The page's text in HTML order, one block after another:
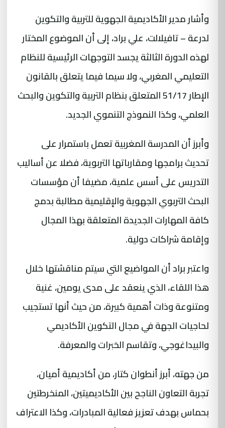
وأشار مدير الأكاديمية الجهوية للتربية والتكوين
لدرعة – تافيلالت، علي براد، إلى أن الموضوع المختار
لهذه الدورة الثالثة يجسد التوجهات الرئيسية للنظام
التعليمي المغربي، ولا سيما فيما يتعلق بالقانون
الإطار 51/17 المتعلق بنظام التربية والتكوين والبحث
العلمي، وكذا النموذج التنموي الجديد.
وأبرز أن المدرسة المغربية تعمل باستمرار على
تحديث برامجها ومقارباتها التربوية، فضلا عن أساليب
التدريس على أسس علمية، مضيفا أن مؤسسات
البحث التربوي الجهوية والإقليمية مطالبة بدمج
كافة المهارات الجديدة المتعلقة بهذا المجال
وإقامة شراكات دولية.
واعتبر براد أن المواضيع التي سيتم مناقشتها خلال
هذا اللقاء، الذي ينعقد على مدى يومين، غنية
ومتنوعة وذات أهمية كبيرة، من حيث أنها تستجيب
لحاجيات الجهة في مجال التكوين الأكاديمي
والبيداغوجي، وتقاسم الخبرات والمعرفة.
من جهته، أبرز أنطوان كتار، من أكاديمية أميان،
تجربة التعاون الناجح بين الأكاديميتين، المنخرطتين
بحماس بهدف تعزيز فعالية المبادرات، وكذا الاعتراف